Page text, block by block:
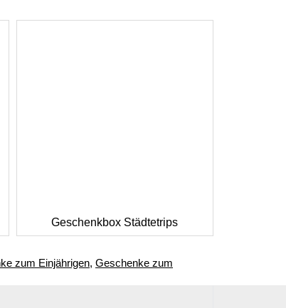
Geschenkbox Städtetrips
zum Einjährigen, Geschenke zum